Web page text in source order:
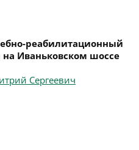
реабилитационный
Иваньковском шоссе
Сергеевич